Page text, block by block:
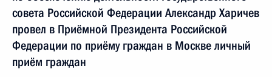
совета Российской Федерации Александр Харичев
провел в Приёмной Президента Российской
Федерации по приёму граждан в Москве личный
приём граждан